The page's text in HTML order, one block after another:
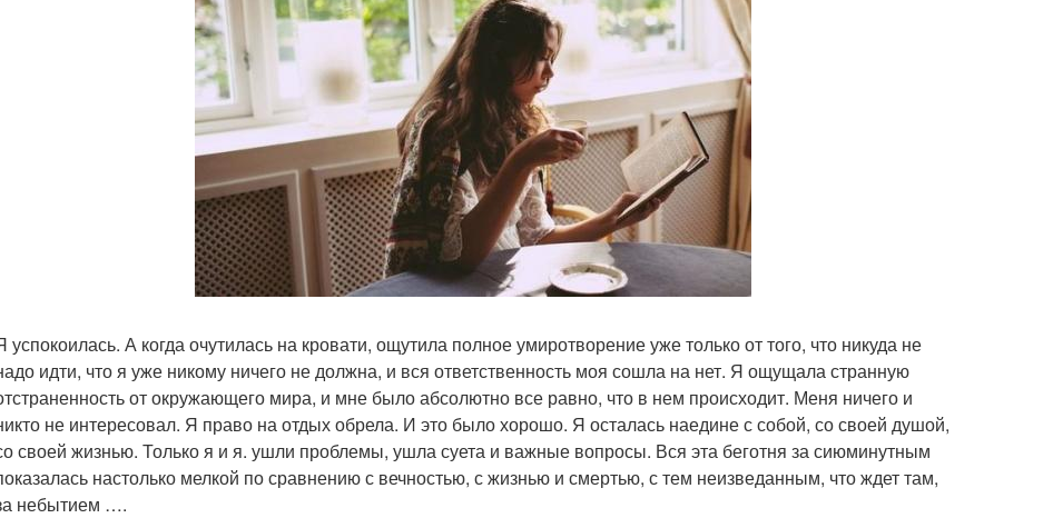
успокоилась. А когда очутилась на кровати, ощутила полное умиротворение уже только от того, что никуда не
идти, что я уже никому ничего не должна, и вся ответственность моя сошла на нет. Я ощущала странную
от окружающего мира, и мне было абсолютно все равно, что в нем происходит. Меня ничего и
не интересовал. Я право на отдых обрела. И это было хорошо. Я осталась наедине с собой, со своей душой,
своей жизнью. Только я и я. ушли проблемы, ушла суета и важные вопросы. Вся эта беготня за сиюминутным
настолько мелкой по сравнению с вечностью, с жизнью и смертью, с тем неизведанным, что ждет там,
небытием ….